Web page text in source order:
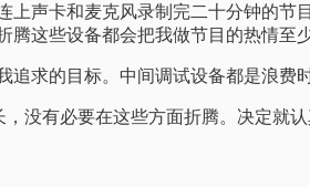
声卡和麦克风录制完二十分钟的
这些设备都会把我做节目的热情至
求的目标。中间调试设备都是浪费
没有必要在这些方面折腾。决定就